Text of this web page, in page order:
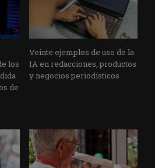
los
de
Veinte ejemplos de uso de la
IA en redacciones, productos
y negocios periodísticos